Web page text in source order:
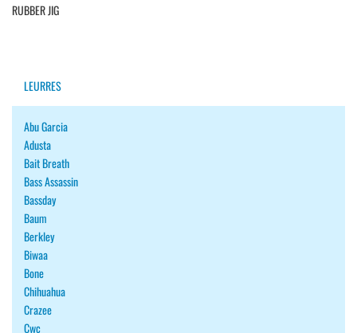
RUBBER JIG
LEURRES
Abu Garcia
Adusta
Bait Breath
Bass Assassin
Bassday
Baum
Berkley
Biwaa
Bone
Chihuahua
Crazee
Cwc